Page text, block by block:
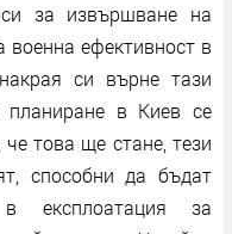
за извършване на
военна ефективност в
си върне тази
планиране в Киев се
това ще стане, тези
способни да бъдат
експлоатация за